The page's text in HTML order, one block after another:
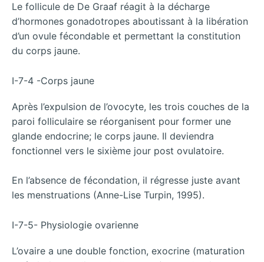
Le follicule de De Graaf réagit à la décharge
d’hormones gonadotropes aboutissant à la libération
d’un ovule fécondable et permettant la constitution
du corps jaune.
I-7-4 -Corps jaune
Après l’expulsion de l’ovocyte, les trois couches de la
paroi folliculaire se réorganisent pour former une
glande endocrine; le corps jaune. Il deviendra
fonctionnel vers le sixième jour post ovulatoire.
En l’absence de fécondation, il régresse juste avant
les menstruations (Anne-Lise Turpin, 1995).
I-7-5- Physiologie ovarienne
L’ovaire a une double fonction, exocrine (maturation